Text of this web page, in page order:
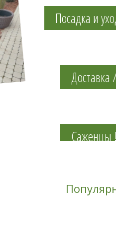
Посадка и
Саженцы